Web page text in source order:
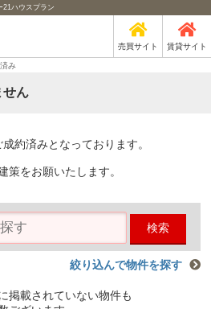
21ハウスプラン
売買サイト 賃貸サイト
み
せん
約済みとなっております。
策をお願いたします。
検索
絞り込んで物件を探す
掲載されていない物件も